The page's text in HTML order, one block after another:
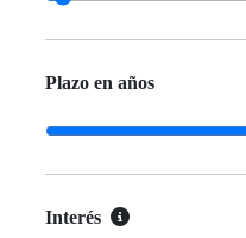
Plazo en años
Interés